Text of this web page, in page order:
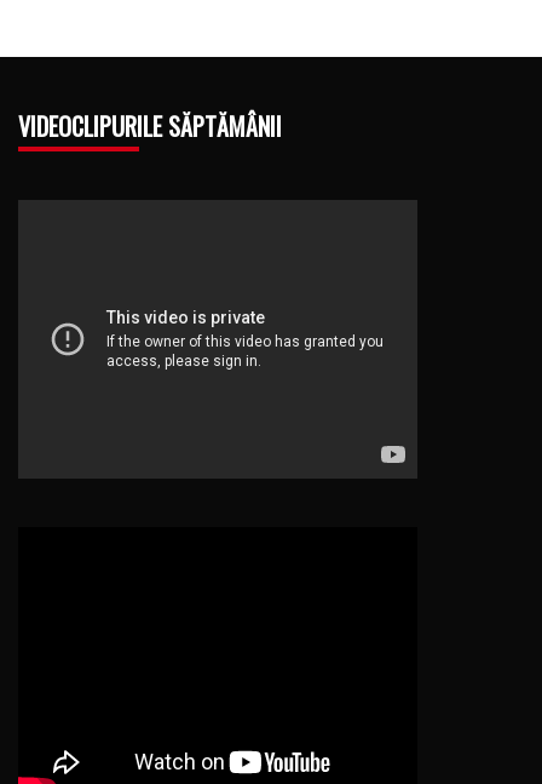
VIDEOCLIPURILE SĂPTĂMÂNII